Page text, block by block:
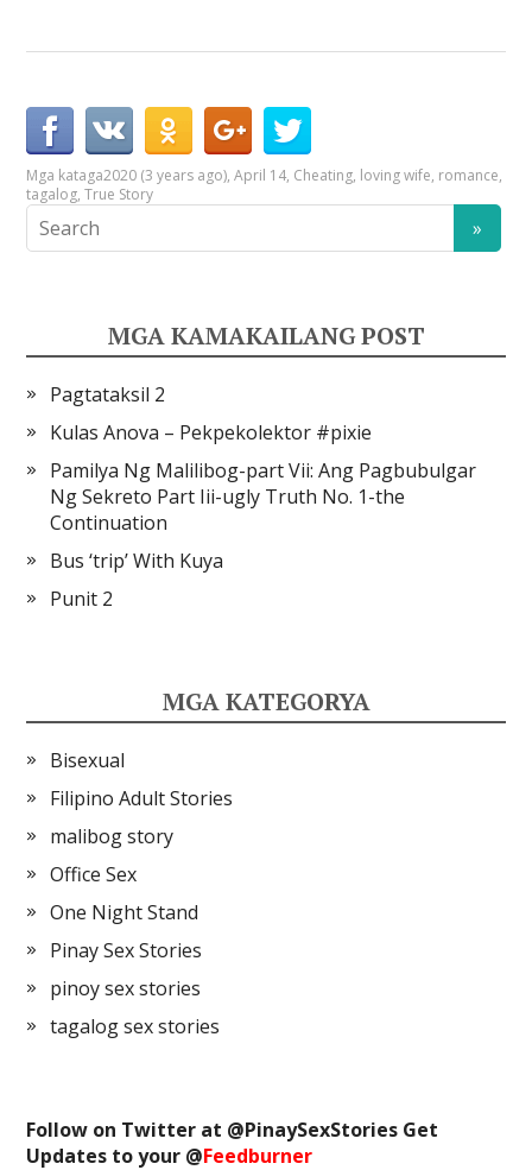
Mga kataga2020 (3 years ago),April 14, Cheating, loving wife, romance,
tagalog,True Story
MGA KAMAKAILANG POST
Pagtataksil 2
Kulas Anova – Pekpekolektor #pixie
Pamilya Ng Malilibog-part Vii: Ang Pagbubulgar
Ng Sekreto Part Iii-ugly Truth No. 1-the
Continuation
Bus ‘trip’ With Kuya
Punit 2
MGA KATEGORYA
Bisexual
Filipino Adult Stories
malibog story
Office Sex
One Night Stand
Pinay Sex Stories
pinoy sex stories
tagalog sex stories
Follow on Twitter at @PinaySexStories Get
Updates to your @Feedburner